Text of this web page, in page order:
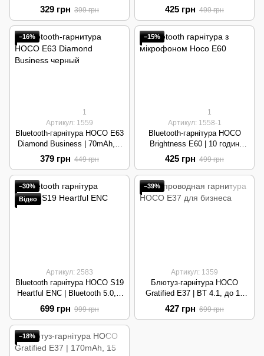
Black
329 грн 399 грн
5.0 | Black
425 грн 499 грн
−16%
1
Артикул: 1559
Bluetooth-гарнітура HOCO E63
Diamond Business | 70mAh, 5
год розмов, BT 5.0 | Black
379 грн 449 грн
−15%
1
Артикул: 1558-1
Bluetooth-гарнітура HOCO
Brightness E60 | 10 годин
розмов, BT 5.0, ANC | White
425 грн 499 грн
−30%
Відео
Артикул: 2583
Bluetooth гарнітура HOCO S19
Heartful ENC | Bluetooth 5.0, 9
год, кріплення за вухо | Metal
Gray|
699 грн 999 грн
−39%
Артикул: 1359
Блютуз-гарнітура HOCO
Gratified E37 | BT 4.1, до 15
год розмов, 170mAh | Black
427 грн 699 грн
−18%